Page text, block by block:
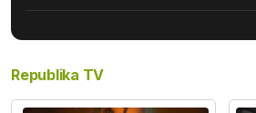
Republika TV